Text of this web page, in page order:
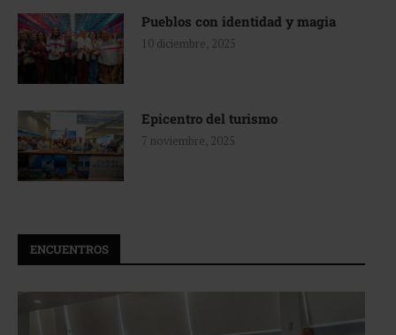
Pueblos con identidad y magia
10 diciembre, 2025
Epicentro del turismo
7 noviembre, 2025
ENCUENTROS